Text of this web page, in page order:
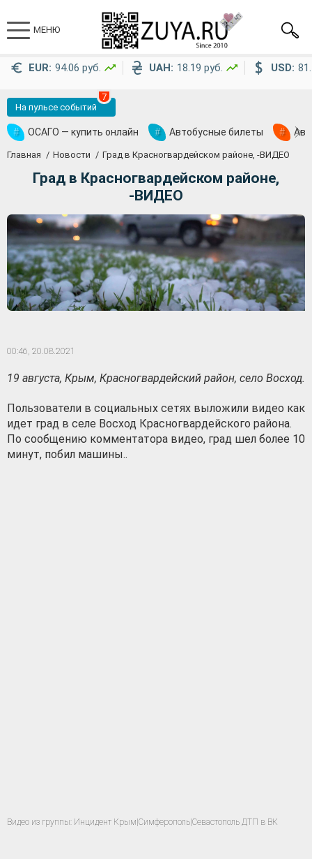
МЕНЮ
EUR: 94.06 руб. UAH: 18.19 руб. USD:
На пульсе событий
7
# ОСАГО — купить онлайн # Автобусные билеты #
Главная Новости Град в Красногвардейском районе, -ВИДЕО
Град в Красногвардейском районе,
-ВИДЕО
00:46, 20.08.2021
19 августа, Крым, Красногвардейский район, село Восход.
Пользователи в социальных сетях выложили видео как
идет град в селе Восход Красногвардейского района.
По сообщению комментатора видео, град шел более 10
минут, побил машины..
Видео из группы: Инцидент Крым|Симферополь|Севастополь ДТП в ВК